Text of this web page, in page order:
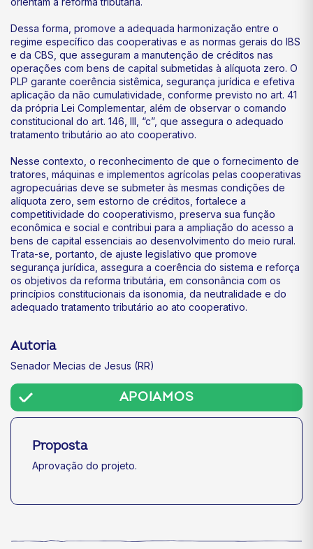
Dessa forma, promove a adequada harmonização entre o
regime específico das cooperativas e as normas gerais do IBS
e da CBS, que asseguram a manutenção de créditos nas
operações com bens de capital submetidas à alíquota zero. O
PLP garante coerência sistêmica, segurança jurídica e efetiva
aplicação da não cumulatividade, conforme previsto no art. 41
da própria Lei Complementar, além de observar o comando
constitucional do art. 146, III, “c”, que assegura o adequado
tratamento tributário ao ato cooperativo.
Nesse contexto, o reconhecimento de que o fornecimento de
tratores, máquinas e implementos agrícolas pelas cooperativas
agropecuárias deve se submeter às mesmas condições de
alíquota zero, sem estorno de créditos, fortalece a
competitividade do cooperativismo, preserva sua função
econômica e social e contribui para a ampliação do acesso a
bens de capital essenciais ao desenvolvimento do meio rural.
Trata-se, portanto, de ajuste legislativo que promove
segurança jurídica, assegura a coerência do sistema e reforça
os objetivos da reforma tributária, em consonância com os
princípios constitucionais da isonomia, da neutralidade e do
adequado tratamento tributário ao ato cooperativo.
Autoria
Senador Mecias de Jesus (RR)
APOIAMOS
Proposta
Aprovação do projeto.